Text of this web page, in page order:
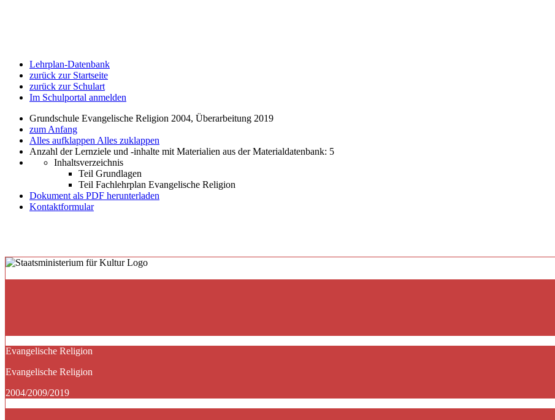
Lehrplan-Datenbank
zurück zur Startseite
zurück zur Schulart
Im Schulportal anmelden
Grundschule Evangelische Religion 2004, Überarbeitung 2019
zum Anfang
Alles aufklappen Alles zuklappen
Anzahl der Lernziele und -inhalte mit Materialien aus der Materialdatenbank: 5
Inhaltsverzeichnis
Teil Grundlagen
Teil Fachlehrplan Evangelische Religion
Dokument als PDF herunterladen
Kontaktformular
Evangelische Religion
Evangelische Religion
2004/2009/2019